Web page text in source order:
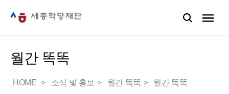
월간 똑똑
HOME 소식 및 홍보 월간 똑똑 월간 똑똑